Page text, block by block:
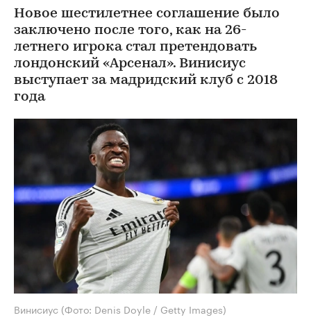
Новое шестилетнее соглашение было
заключено после того, как на 26-
летнего игрока стал претендовать
лондонский «Арсенал». Винисиус
выступает за мадридский клуб с 2018
года
Винисиус (Фото: Denis Doyle / Getty Images)